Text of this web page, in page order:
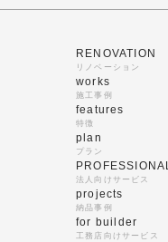
RENOVATION
リノベーション
works
施工事例
features
特徴
plan
プラン
PROFESSIONAL
法人向けサービス
projects
納品事例
for builder
工務店向けサービス